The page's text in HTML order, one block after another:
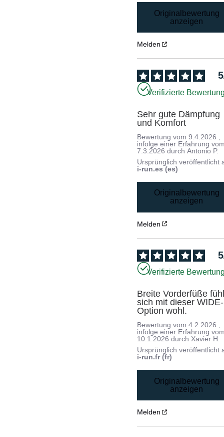
Originalbewertung
anzeigen
Melden
5
Verifizierte
Sehr gute Dämpfung
und Komfort
Bewertung vom9.4.2026
infolge einer Erfahrung
7.3.2026 durchAntonio P.
Ursprünglich veröffentlicht
i-run.es (es)
Originalbewertung
anzeigen
Melden
5
Verifizierte
Breite Vorderfüße
sich mit dieser WIDE-
Option wohl.
Bewertung vom4.2.2026
infolge einer Erfahrung
10.1.2026 durch Xavier H.
Ursprünglich veröffentlicht
i-run.fr (fr)
Originalbewertung
anzeigen
Melden